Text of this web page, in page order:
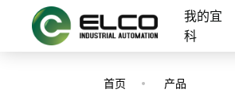
我的宜
科
首页 产品